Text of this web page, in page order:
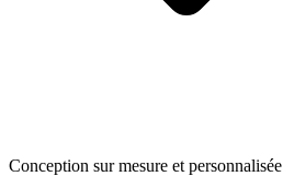
Conception sur mesure et personnalisée